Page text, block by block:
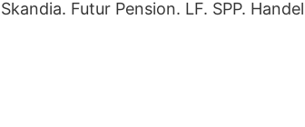
Skandia. Futur Pension. LF. SPP.